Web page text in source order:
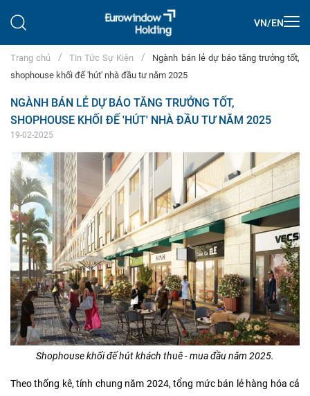
VN/EN
Trang chủ Tin Tức Sự Kiện
Ngành bán lẻ dự báo tăng trưởng tốt,
shophouse khối đế 'hút' nhà đầu tư năm 2025
NGÀNH BÁN LẺ DỰ BÁO TĂNG TRƯỞNG TỐT,
SHOPHOUSE KHỐI ĐẾ 'HÚT' NHÀ ĐẦU TƯ NĂM 2025
19-02-2025
Shophouse khối đế hút khách thuê - mua đầu năm 2025.
Theo thống kê, tính chung năm 2024, tổng mức bán lẻ hàng hóa cả